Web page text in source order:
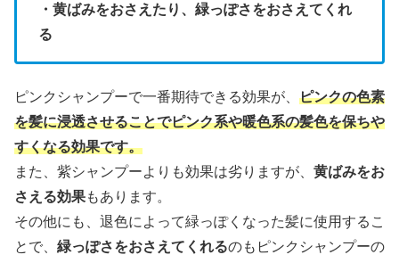
・黄ばみをおさえたり、緑っぽさをおさえてくれ
る
ピンクシャンプーで一番期待できる効果が、 ピンクの色素
を髪に浸透させることでピンク系や暖色系の髪色を保ちや
すくなる効果です。
また、紫シャンプーよりも効果は劣りますが、 黄ばみをお
さえる効果もあります。
その他にも、退色によって緑っぽくなった髪に使用するこ
とで、 緑っぽさをおさえてくれるのもピンクシャンプーの